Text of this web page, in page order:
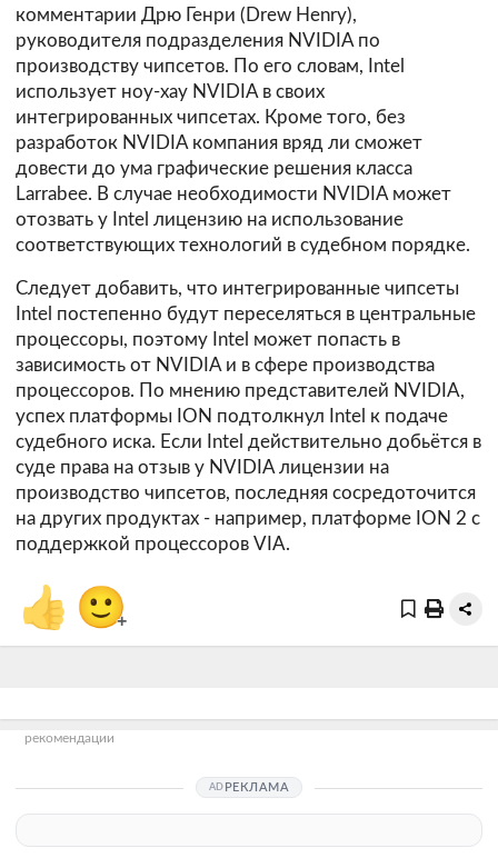
комментарии Дрю Генри (Drew Henry),
руководителя подразделения NVIDIA по
производству чипсетов. По его словам, Intel
использует ноу-хау NVIDIA в своих
интегрированных чипсетах. Кроме того, без
разработок NVIDIA компания вряд ли сможет
довести до ума графические решения класса
Larrabee. В случае необходимости NVIDIA может
отозвать у Intel лицензию на использование
соответствующих технологий в судебном порядке.
Следует добавить, что интегрированные чипсеты
Intel постепенно будут переселяться в центральные
процессоры, поэтому Intel может попасть в
зависимость от NVIDIA и в сфере производства
процессоров. По мнению представителей NVIDIA,
успех платформы ION подтолкнул Intel к подаче
судебного иска. Если Intel действительно добьётся в
суде права на отзыв у NVIDIA лицензии на
производство чипсетов, последняя сосредоточится
на других продуктах - например, платформе ION 2 с
поддержкой процессоров VIA.
👍 🙂+
рекомендации
РЕКЛАМА